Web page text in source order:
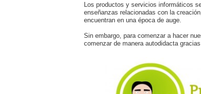
Los productos y servicios informáticos
enseñanzas relacionadas con la
encuentran en una época de auge.
Sin embargo, para comenzar a hacer
comenzar de manera autodidacta